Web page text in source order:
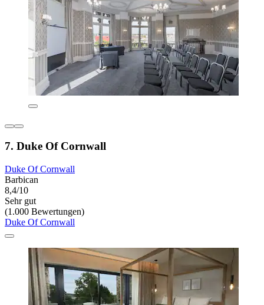
7. Duke Of Cornwall
Duke Of Cornwall
Barbican
8,4/10
Sehr gut
(1.000 Bewertungen)
Duke Of Cornwall